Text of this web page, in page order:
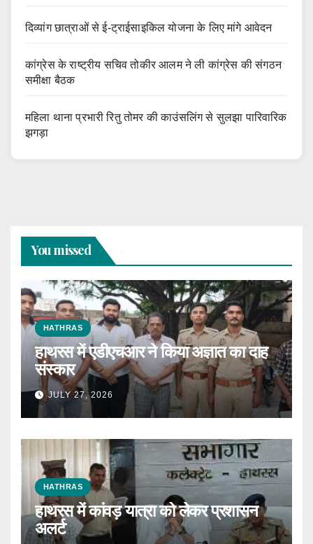
दिव्यांग छात्राओं से ई-ट्राईसाइकिल योजना के लिए मांगे आवेदन
कांग्रेस के राष्ट्रीय सचिव तोकीर आलम ने ली कांग्रेस की संगठन
समीक्षा बैठक
महिला थाना प्रभारी रितु तोमर की काउंसलिंग से सुलझा पारिवारिक
झगड़ा
You missed
HATHRAS
हाथरस में एडीएचआर ने किया अज्ञात का दाह
संस्कार
JULY 27, 2026
HATHRAS
हाथरस में कांवड़ यात्रा को लेकर प्रशासन
अलर्ट